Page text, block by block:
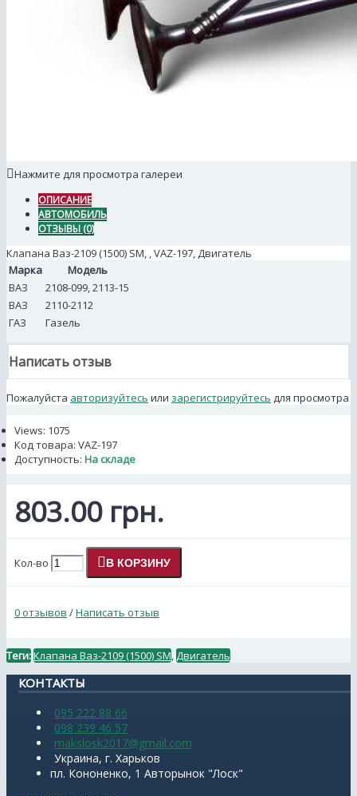
Нажмите для просмотра галереи
ОПИСАНИЕ
АВТОМОБИЛЬ
ОТЗЫВЫ (0)
Клапана Ваз-2109 (1500) SM, , VAZ-197, Двигатель
Марка
Модель
ВАЗ
2108-099, 2113-15
ВАЗ
2110-2112
ГАЗ
Газель
Написать отзыв
Пожалуйста авторизуйтесь или зарегистрируйтесь для просмотра
Views: 1075
Код товара: VAZ-197
Доступность: На складе
803.00 грн.
Кол-во В КОРЗИНУ
0 отзывов /Написать отзыв
Теги:Клапана Ваз-2109 (1500) SM Двигатель
КОНТАКТЫ
095 222 88 66
098 239 46 57
makslosk2017@gmail.com
Украина, г. Харьков
пл. Кононенко, 1 Авторынок "Лоск"